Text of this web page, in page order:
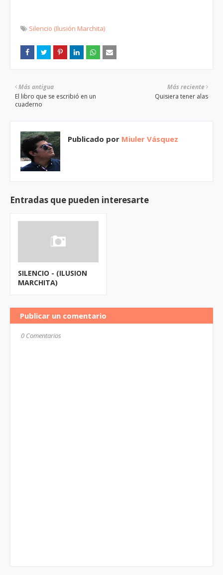
Silencio (Ilusión Marchita)
Más reciente
Quisiera tener alas
Más antigua
El libro que se escribió en un
cuaderno
Publicado por Miuler Vásquez
Entradas que pueden interesarte
SILENCIO - (ILUSION
MARCHITA)
Publicar un comentario
0 Comentarios